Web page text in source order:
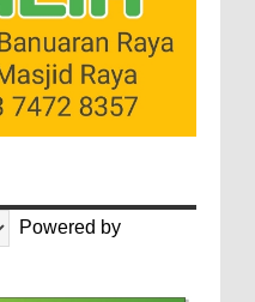
Powered by